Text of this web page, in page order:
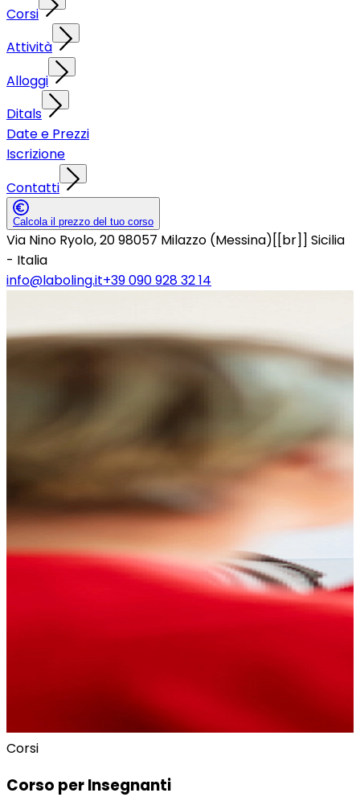
Corsi
Attività
Alloggi
Ditals
Date e Prezzi
Iscrizione
Contatti
Calcola il prezzo del tuo corso
Via Nino Ryolo, 20 98057 Milazzo (Messina)[[br]] Sicilia
- Italia
info@laboling.it+39 090 928 32 14
Corsi
Corso per Insegnanti